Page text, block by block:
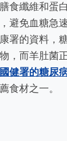
食纖維和蛋
避免血糖急
署的資料，
，而羊肚菌
國健署的糖尿
食材之一。